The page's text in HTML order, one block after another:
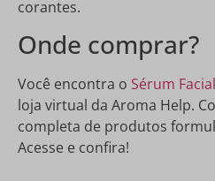
corantes.
Onde comprar?
Você encontra o Sérum
loja virtual da Aroma Help.
completa de produtos
Acesse e confira!